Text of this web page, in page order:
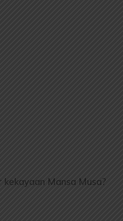
kekayaan Mansa Musa?